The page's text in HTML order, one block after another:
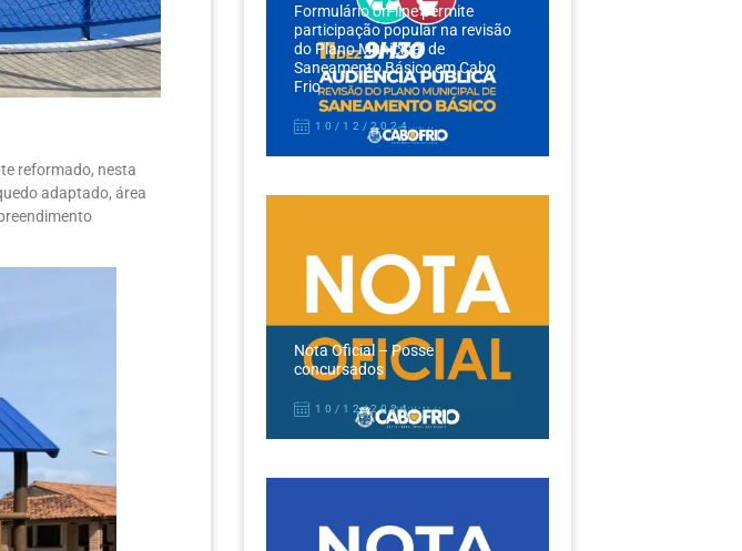
reformado, nesta
adaptado, área
Formulário on-line permite
participação popular na revisão
do Plano Municipal de
Saneamento Básico em Cabo
Frio
10/12/2024
Nota Oficial – Posse
concursados
10/12/2024